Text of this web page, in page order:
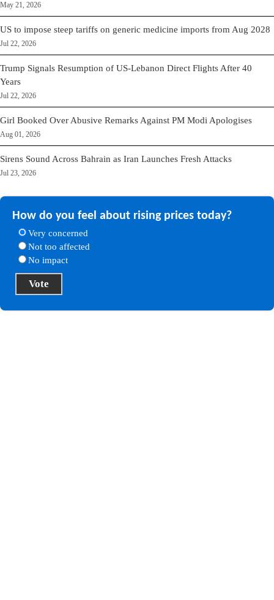
May 21, 2026
US to impose steep tariffs on generic medicine imports from Aug 2028
Jul 22, 2026
Trump Signals Resumption of US-Lebanon Direct Flights After 40
Years
Jul 22, 2026
Girl Booked Over Abusive Remarks Against PM Modi Apologises
Aug 01, 2026
Sirens Sound Across Bahrain as Iran Launches Fresh Attacks
Jul 23, 2026
How do you feel about rising prices today?
Very concerned
Not too affected
No impact